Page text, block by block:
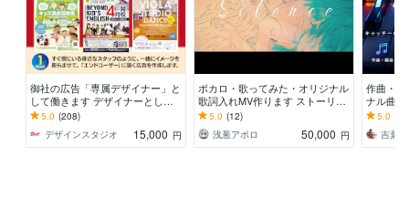
御社の広告「専属デザイナー」と
して働きます デザイナーとして2
8年目。エンドユーザーに届くデ
ザインを！
5.0 (208)
デザインスタジオ
15,000 円
ボカロ・歌ってみた・オリジナル
歌詞入れMV作ります ストーリー
が伝わる、オリジナルアニメーシ
ョンMVを作ります！
5.0 (12)
浅葱アポロ
50,000 円
作曲・
ナル曲
000件超
ご相談
5.0
吉葉